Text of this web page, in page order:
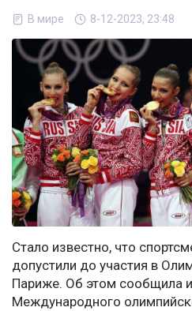
В мире 8-12-2023, 23:48
Стало известно, что
допустили до участия в
Париже. Об этом сообщила
Международного